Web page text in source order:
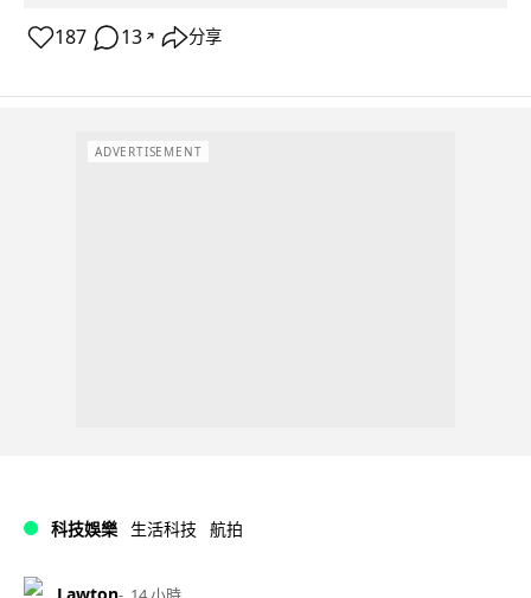
187 13 ↗ 分享
ADVERTISEMENT
科技娛樂 生活科技 航拍